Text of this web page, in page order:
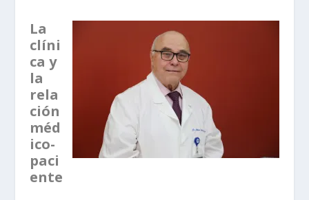
La
clíni
ca y
la
rela
ción
méd
ico-
paci
ente